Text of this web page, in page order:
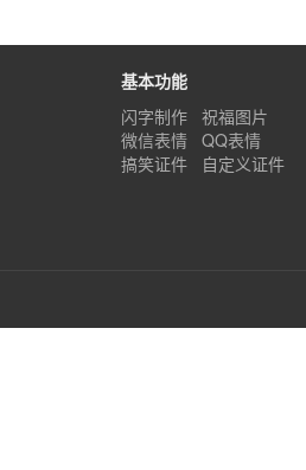
基本功能
闪字制作
祝福图片
微信表情
QQ表情
搞笑证件
自定义证件